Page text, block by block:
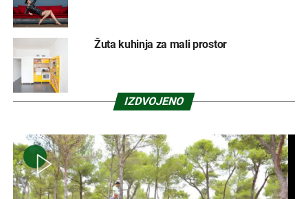
Žuta kuhinja za mali prostor
IZDVOJENO